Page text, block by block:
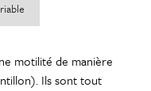
motilité de manière
Ils sont tout